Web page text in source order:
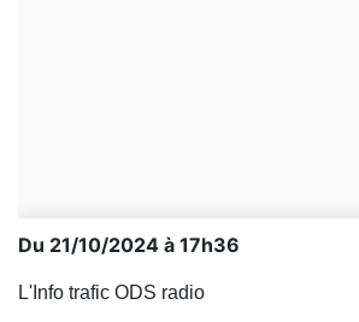
Du 21/10/2024 à 17h36
L'Info trafic ODS radio